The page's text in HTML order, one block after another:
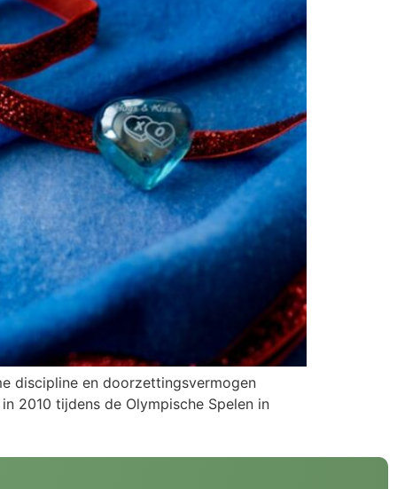
discipline en doorzettingsvermogen
2010 tijdens de Olympische Spelen in